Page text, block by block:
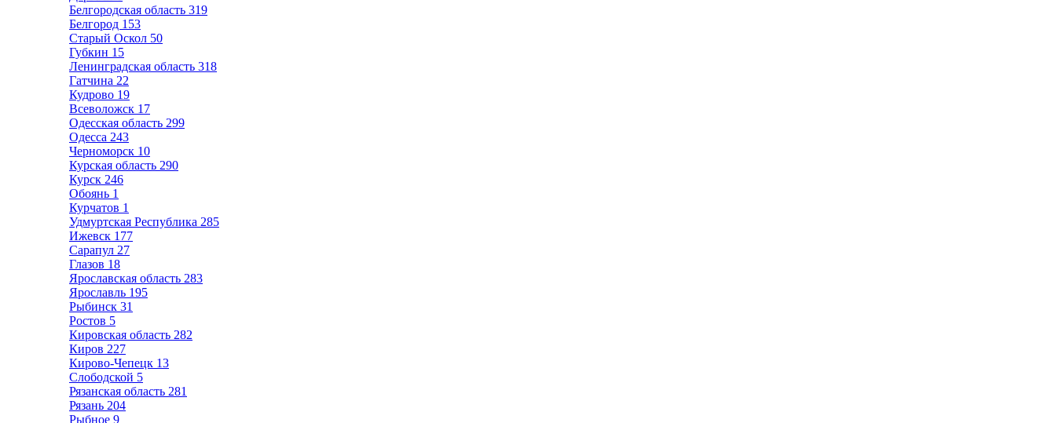
Белгородская область 319
Белгород 153
Старый Оскол 50
Губкин 15
Ленинградская область 318
Гатчина 22
Кудрово 19
Всеволожск 17
Одесская область 299
Одесса 243
Черноморск 10
Курская область 290
Курск 246
Обоянь 1
Курчатов 1
Удмуртская Республика 285
Ижевск 177
Сарапул 27
Глазов 18
Ярославская область 283
Ярославль 195
Рыбинск 31
Ростов 5
Кировская область 282
Киров 227
Кирово-Чепецк 13
Слободской 5
Рязанская область 281
Рязань 204
Рыбное 9